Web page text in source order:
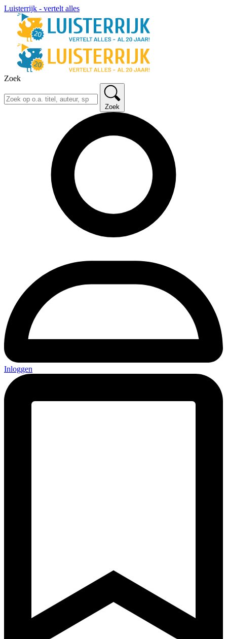
Luisterrijk - vertelt alles
Zoek
Zoek
Inloggen